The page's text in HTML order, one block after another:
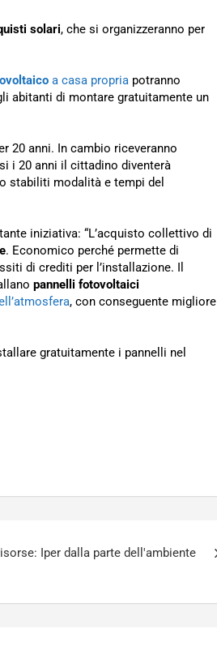
solari, che si organizzeranno per
a casa propria potranno
abitanti di montare gratuitamente un
20 anni. In cambio riceveranno
i 20 anni il cittadino diventerà
stabiliti modalità e tempi del
iniziativa: “L’acquisto collettivo di
. Economico perché permette di
di crediti per l’installazione. Il
pannelli fotovoltaici
, con conseguente migliore
gratuitamente i pannelli nel
Iper dalla parte dell'ambiente